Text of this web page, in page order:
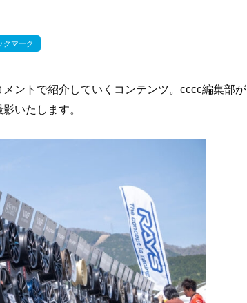
クマーク
ントで紹介していくコンテンツ。cccc編集部が
いたします。